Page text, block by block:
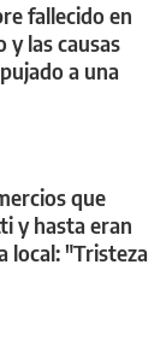
fallecido en
y las causas
a una
que
y hasta eran
local: "Tristeza